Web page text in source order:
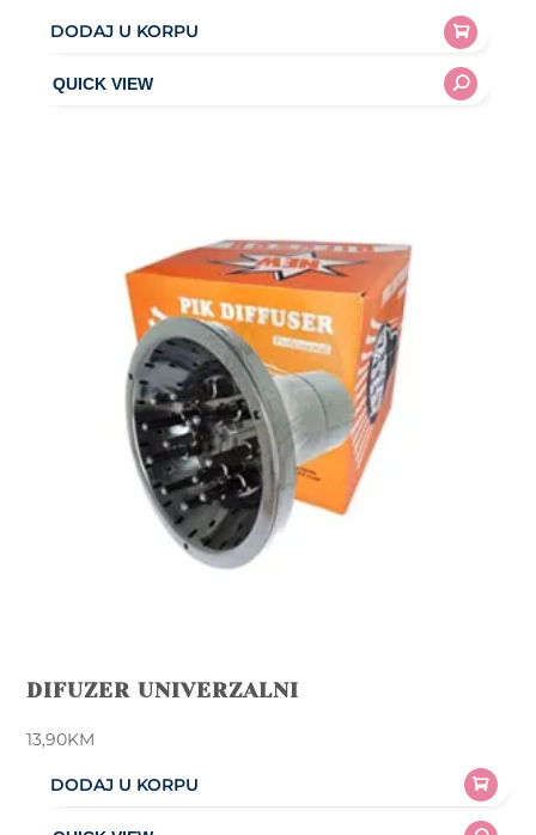
DODAJ U KORPU
DIFUZER UNIVERZALNI
13,90KM
DODAJ U KORPU